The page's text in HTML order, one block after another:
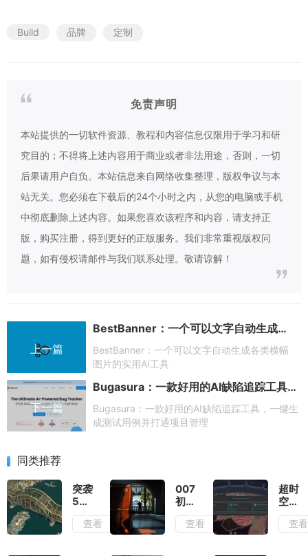
Build 品牌 定制
免责声明
本站提供的一切软件资源、教程和内容信息仅限用于学习和研
究目的；不得将上述内容用于商业或者非法用途，否则，一切
后果请用户自负。本站信息来自网络收集整理，版权争议与本
站无关。您必须在下载后的24个小时之内，从您的电脑或手机
中彻底删除上述内容。如果您喜欢该程序和内容，请支持正
版，购买注册，得到更好的正版服务。我们非常重视版权问
题，如有侵权请邮件与我们联系处理。敬请谅解！
上一篇
BestBanner：一个可以文字自动生成各类横幅图片的实用AI工具
BestBanner：一个可以文字自动生成各类横幅
图片的实用AI工具
下一篇
Bugasura：一款好用的AI缺陷追踪工具，一键生成测试用例并打通项目管理
Bugasura：一款好用的AI缺陷追踪工具，一键生
成测试用例并打通项目管理
同类推荐
突袭
5测
评：
除了
查看
007
初露
锋芒
查看
超时
空地
牢测
评：
查看